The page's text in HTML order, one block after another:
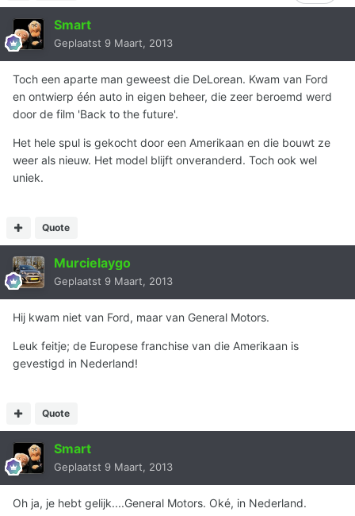
Smart
Geplaatst 9 Maart, 2013
Toch een aparte man geweest die DeLorean. Kwam van Ford
en ontwierp één auto in eigen beheer, die zeer beroemd werd
door de film 'Back to the future'.
Het hele spul is gekocht door een Amerikaan en die bouwt ze
weer als nieuw. Het model blijft onveranderd. Toch ook wel
uniek.
Quote
Murcielaygo
Geplaatst 9 Maart, 2013
Hij kwam niet van Ford, maar van General Motors.
Leuk feitje; de Europese franchise van die Amerikaan is
gevestigd in Nederland!
Quote
Smart
Geplaatst 9 Maart, 2013
Oh ja, je hebt gelijk....General Motors. Oké, in Nederland.